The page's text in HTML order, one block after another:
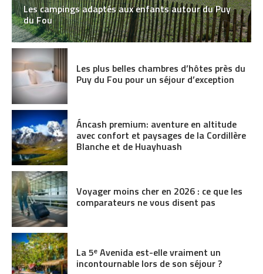
Les campings adaptés aux enfants autour du Puy
du Fou
Les plus belles chambres d’hôtes près du
Puy du Fou pour un séjour d’exception
Áncash premium: aventure en altitude
avec confort et paysages de la Cordillère
Blanche et de Huayhuash
Voyager moins cher en 2026 : ce que les
comparateurs ne vous disent pas
La 5ᵉ Avenida est-elle vraiment un
incontournable lors de son séjour ?